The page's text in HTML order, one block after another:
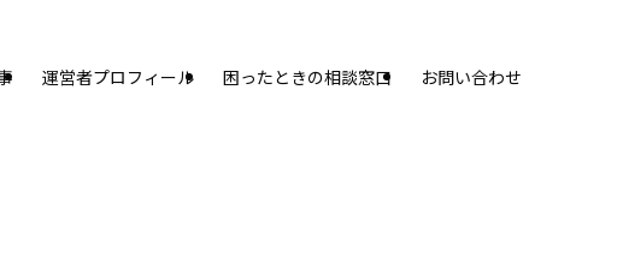
運営者プロフィール 困ったときの相談窓口 お問い合わせ